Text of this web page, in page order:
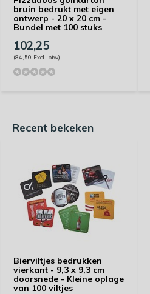
bruin bedrukt met eigen
ontwerp - 20 x 20 cm -
Bundel met 100 stuks
102,25
(84,50 Excl. btw)
Recent bekeken
Bierviltjes bedrukken
vierkant - 9,3 x 9,3 cm
doorsnede - Kleine oplage
van 100 viltjes